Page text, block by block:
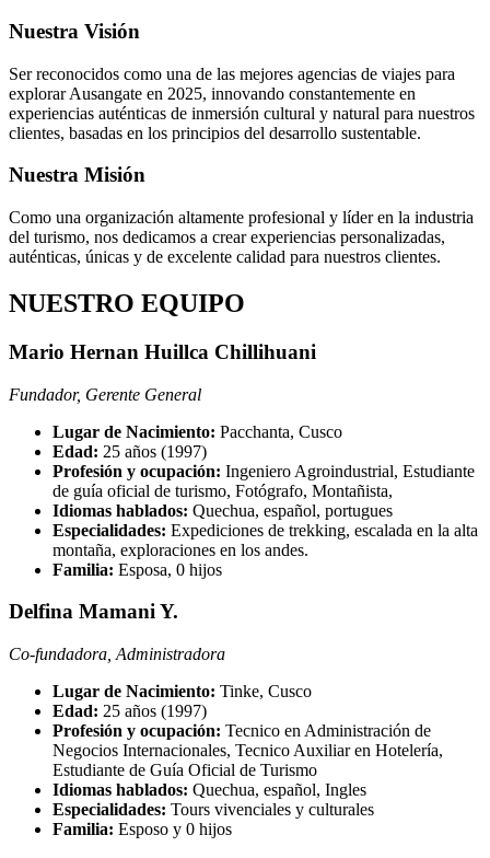
Nuestra Visión
Ser reconocidos como una de las mejores agencias de viajes para
explorar Ausangate en 2025, innovando constantemente en
experiencias auténticas de inmersión cultural y natural para nuestros
clientes, basadas en los principios del desarrollo sustentable.
Nuestra Misión
Como una organización altamente profesional y líder en la industria
del turismo, nos dedicamos a crear experiencias personalizadas,
auténticas, únicas y de excelente calidad para nuestros clientes.
NUESTRO EQUIPO
Mario Hernan Huillca Chillihuani
Fundador, Gerente General
Lugar de Nacimiento: Pacchanta, Cusco
Edad: 25 años (1997)
Profesión y ocupación: Ingeniero Agroindustrial, Estudiante
de guía oficial de turismo, Fotógrafo, Montañista,
Idiomas hablados: Quechua, español, portugues
Especialidades: Expediciones de trekking, escalada en la alta
montaña, exploraciones en los andes.
Familia: Esposa, 0 hijos
Delfina Mamani Y.
Co-fundadora, Administradora
Lugar de Nacimiento: Tinke, Cusco
Edad: 25 años (1997)
Profesión y ocupación: Tecnico en Administración de
Negocios Internacionales, Tecnico Auxiliar en Hotelería,
Estudiante de Guía Oficial de Turismo
Idiomas hablados: Quechua, español, Ingles
Especialidades: Tours vivenciales y culturales
Familia: Esposo y 0 hijos